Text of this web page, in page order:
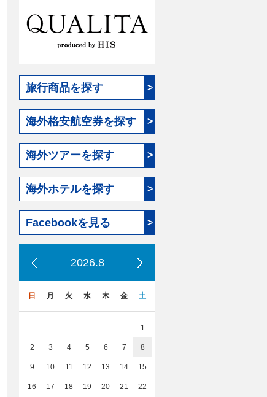
旅行商品を探す >
海外格安航空券を探す >
海外ツアーを探す >
海外ホテルを探す >
Facebookを見る >
2026.8
日 月 火 水 木 金 土
1
2 3 4 5 6 7 8
9 10 11 12 13 14 15
16 17 18 19 20 21 22